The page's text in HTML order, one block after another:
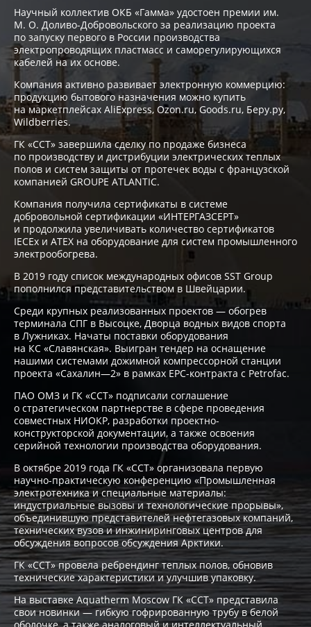
Научный коллектив ОКБ «Гамма» удостоен премии им.
М. О. Доливо-Добровольского за реализацию проекта
по запуску первого в России производства
электропроводящих пластмасс и саморегулирующихся
кабелей на их основе.
Компания активно развивает электронную коммерцию:
продукцию бытового назначения можно купить
на маркетплейсах AliExpress, Ozon.ru, Goods.ru, Беру.ру,
Wildberries.
ГК «ССТ» завершила сделку по продаже бизнеса
по производству и дистрибуции электрических теплых
полов и систем защиты от протечек воды с французской
компанией GROUPE ATLANTIC.
Компания получила сертификаты в системе
добровольной сертификации «ИНТЕРГАЗСЕРТ»
и продолжила увеличивать количество сертификатов
IECEx и ATEX на оборудование для систем промышленного
электрообогрева.
В 2019 году список международных офисов SST Group
пополнился представительством в Швейцарии.
Среди крупных реализованных проектов — обогрев
терминала СПГ в Высоцке, Дворца водных видов спорта
в Лужниках. Начаты поставки оборудования
на КС «Славянская». Выигран тендер на оснащение
нашими системами дожимной компрессорной станции
проекта «Сахалин—2» в рамках EPC-контракта с Petrofac.
ПАО ОМЗ и ГК «ССТ» подписали соглашение
о стратегическом партнерстве в сфере проведения
совместных НИОКР, разработки проектно-
конструкторской документации, а также освоения
серийной технологии производства оборудования.
В октябре 2019 года ГК «ССТ» организовала первую
научно-практическую конференцию «Промышленная
электротехника и специальные материалы:
индустриальные вызовы и технологические прорывы»,
объединившую представителей нефтегазовых компаний,
технических вузов и инжиниринговых центров для
обсуждения вопросов обсуждения Арктики.
ГК «ССТ» провела ребрендинг теплых полов, обновив
технические характеристики и улучшив упаковку.
На выставке Aquatherm Moscow ГК «ССТ» представила
свои новинки — гибкую гофрированную трубу в белой